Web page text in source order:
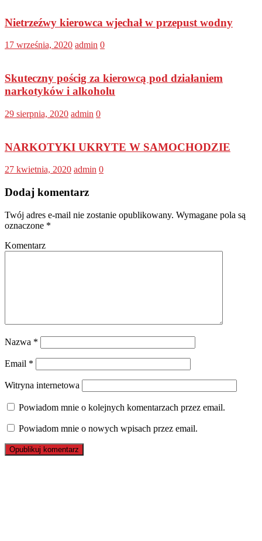
Nietrzeźwy kierowca wjechał w przepust wodny
17 września, 2020 admin 0
Skuteczny pościg za kierowcą pod działaniem
narkotyków i alkoholu
29 sierpnia, 2020 admin 0
NARKOTYKI UKRYTE W SAMOCHODZIE
27 kwietnia, 2020 admin 0
Dodaj komentarz
Twój adres e-mail nie zostanie opublikowany. Wymagane pola są
oznaczone *
Komentarz
Nazwa *
Email *
Witryna internetowa
Powiadom mnie o kolejnych komentarzach przez email.
Powiadom mnie o nowych wpisach przez email.